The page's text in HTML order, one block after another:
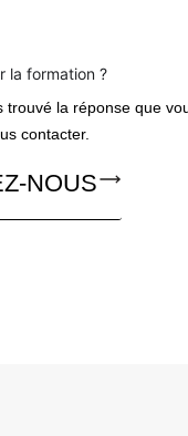
la formation ?
trouvé la réponse que
contacter.
NOUS